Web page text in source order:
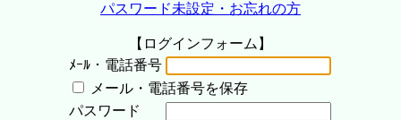
パスワード未設定・お忘れの方
【ログインフォーム】
ﾒｰﾙ・電話番号
メール・電話番号を保存
パスワード